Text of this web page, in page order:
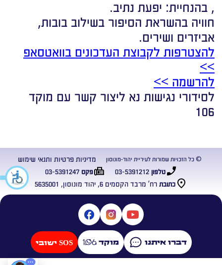
, בהנחיית: יפעת נתיב.
חוויה בהשראת הסיפור בשילוב בובות,
אביזרים ושירים.
להצטרפות לקבוצת העדכונים בוואטסאפ
>>
להרשמה >>
לסידורי נגישות נא ליצור קשר עם מוקד
106
כתובת רח’ מרבד הקסמים 6, יהוד מונוסון, 5635001
טלפון03-5391212 פקס03-5391247
© כל הזכויות שמורות לעיריית יהוד-מונוסון מדיניות פרטיות ותנאי שימוש
דברו איתנו מוקד SOS ישובי